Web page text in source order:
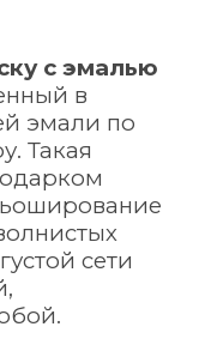
с эмалью
в
эмали по
Такая
сети